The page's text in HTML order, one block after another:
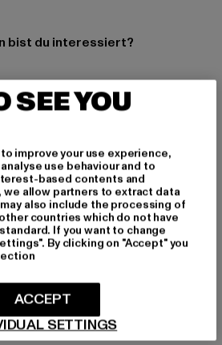
bist du interessiert?
ANMELDEN
mit Deinen Daten umgeht, findest Du
Du kannst Dich jederzeit kostenfei
lesen.
Play market
SEE YOU
improve your use experience,
use behaviour and to
based contents and
allow partners to extract data
also include the processing of
countries which do not have
If you want to change
By clicking on "Accept" you
SETTINGS
ACCEPT